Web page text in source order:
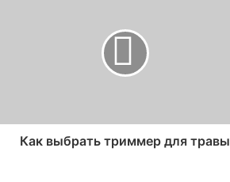
Как выбрать триммер для травы